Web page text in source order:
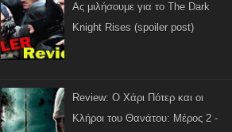
Ας μιλήσουμε για το The Dark
Knight Rises (spoiler post)
Review: Ο Χάρι Πότερ και οι
Κλήροι του Θανάτου: Μέρος 2 -